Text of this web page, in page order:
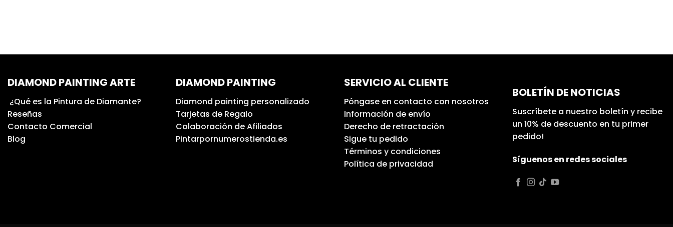
DIAMOND PAINTING ARTE
¿Qué es la Pintura de Diamante?
Reseñas
Contacto Comercial
Blog
DIAMOND PAINTING
Diamond painting personalizado
Tarjetas de Regalo
Colaboración de Afiliados
Pintarpornumerostienda.es
SERVICIO AL CLIENTE
Póngase en contacto con nosotros
Información de envío
Derecho de retractación
Sigue tu pedido
Términos y condiciones
Política de privacidad
BOLETÍN DE NOTICIAS
Suscríbete a nuestro boletín y recibe
un 10% de descuento en tu primer
pedido!
Síguenos en redes sociales